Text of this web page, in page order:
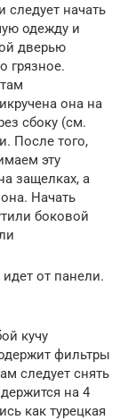
следует начать
одежду и
дверью
грязное.
она на
сбоку (см.
После того,
эту
защелках, а
Начать
боковой
от панели.
кучу
фильтры
следует снять
на 4
как турецкая